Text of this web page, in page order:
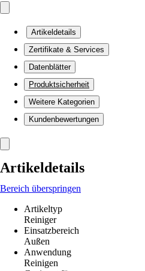
Artikeldetails
Zertifikate & Services
Datenblätter
Produktsicherheit
Weitere Kategorien
Kundenbewertungen
Artikeldetails
Bereich überspringen
Artikeltyp
Reiniger
Einsatzbereich
Außen
Anwendung
Reinigen